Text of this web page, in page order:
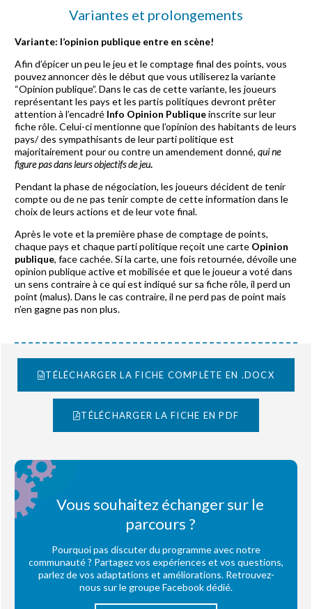
Variantes et prolongements
Variante: l’opinion publique entre en scène!
Afin d’épicer un peu le jeu et le comptage final des points, vous
pouvez annoncer dès le début que vous utiliserez la variante
“Opinion publique”. Dans le cas de cette variante, les joueurs
représentant les pays et les partis politiques devront prêter
attention à l’encadré Info Opinion Publiqueinscrite sur leur
fiche rôle. Celui-ci mentionne que l’opinion des habitants de leurs
pays/ des sympathisants de leur parti politique est
majoritairement pour ou contre un amendement donné, qui ne
figure pas dans leurs objectifs de jeu.
Pendant la phase de négociation, les joueurs décident de tenir
compte ou de ne pas tenir compte de cette information dans le
choix de leurs actions et de leur vote final.
Après le vote et la première phase de comptage de points,
chaque pays et chaque parti politique reçoit une carte Opinion
publique, face cachée. Si la carte, une fois retournée, dévoile une
opinion publique active et mobilisée et que le joueur a voté dans
un sens contraire à ce qui est indiqué sur sa fiche rôle, il perd un
point (malus). Dans le cas contraire, il ne perd pas de point mais
n’en gagne pas non plus.
TÉLÉCHARGER LA FICHE COMPLÈTE EN .DOCX
TÉLÉCHARGER LA FICHE EN PDF
Vous souhaitez échanger sur le
parcours ?
Pourquoi pas discuter du programme avec notre
communauté ? Partagez vos expériences et vos questions,
parlez de vos adaptations et améliorations. Retrouvez-
nous sur le groupe Facebook dédié.